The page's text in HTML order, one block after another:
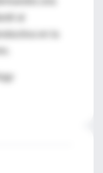
en la